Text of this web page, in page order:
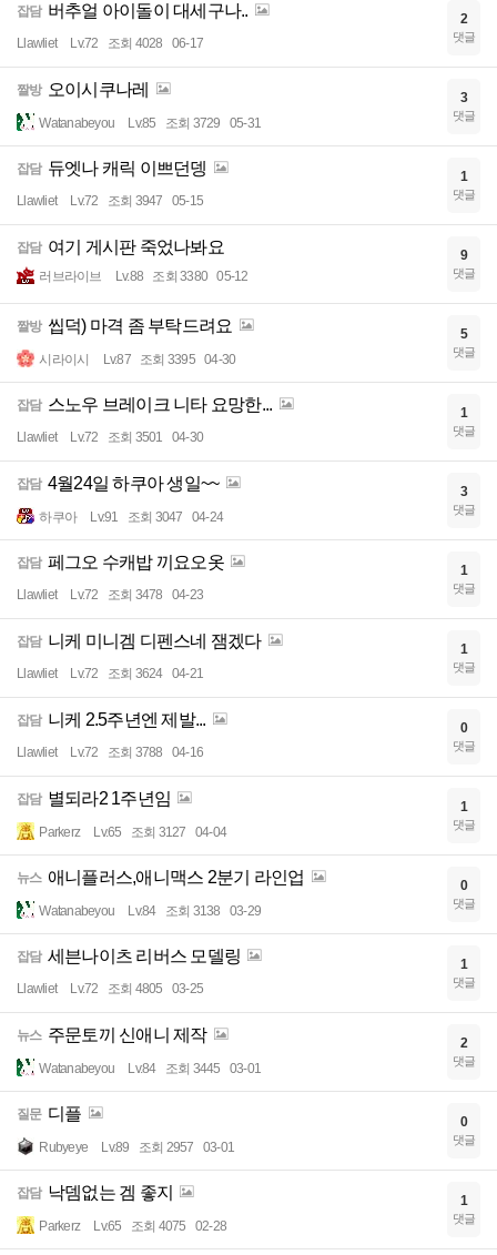
잡담 버추얼 아이돌이 대세구나..
Llawliet Lv.72 조회 4028 06-17
2
댓글
짤방 오이시쿠나레
Watanabeyou Lv.85 조회 3729 05-31
3
댓글
잡담 듀엣나 캐릭 이쁘던뎅
Llawliet Lv.72 조회 3947 05-15
1
댓글
잡담 여기 게시판 죽었나봐요
러브라이브 Lv.88 조회 3380 05-12
9
댓글
짤방 씹덕) 마격 좀 부탁드려요
시라이시 Lv.87 조회 3395 04-30
5
댓글
잡담 스노우 브레이크 니타 요망한...
Llawliet Lv.72 조회 3501 04-30
1
댓글
잡담 4월24일 하쿠아 생일~~
하쿠아 Lv.91 조회 3047 04-24
3
댓글
잡담 페그오 수캐밥 끼요오옷
Llawliet Lv.72 조회 3478 04-23
1
댓글
잡담 니케 미니겜 디펜스네 잼겠다
Llawliet Lv.72 조회 3624 04-21
1
댓글
잡담 니케 2.5주년엔 제발...
Llawliet Lv.72 조회 3788 04-16
0
댓글
잡담 별되라2 1주년임
Parkerz Lv.65 조회 3127 04-04
1
댓글
뉴스 애니플러스,애니맥스 2분기 라인업
Watanabeyou Lv.84 조회 3138 03-29
0
댓글
잡담 세븐나이츠 리버스 모델링
Llawliet Lv.72 조회 4805 03-25
1
댓글
뉴스 주문토끼 신애니 제작
Watanabeyou Lv.84 조회 3445 03-01
2
댓글
질문 디플
Rubyeye Lv.89 조회 2957 03-01
0
댓글
잡담 낙뎀없는 겜 좋지
Parkerz Lv.65 조회 4075 02-28
1
댓글